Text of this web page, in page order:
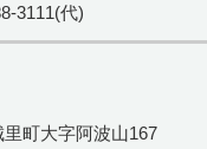
3111(代)
町大字阿波山167